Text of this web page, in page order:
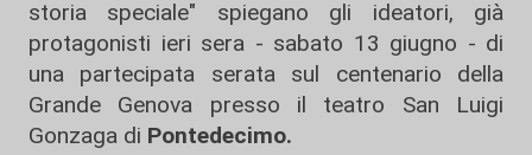
storia speciale" spiegano gli ideatori, già
protagonisti ieri sera - sabato 13 giugno - di
una partecipata serata sul centenario della
Grande Genova presso il teatro San Luigi
Gonzaga di Pontedecimo.